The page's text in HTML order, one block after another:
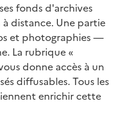
fonds d'archives
distance. Une partie
et photographies —
La rubrique «
donne accès à un
diffusables. Tous les
enrichir cette